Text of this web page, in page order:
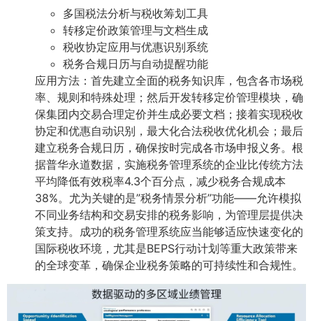
多国税法分析与税收筹划工具
转移定价政策管理与文档生成
税收协定应用与优惠识别系统
税务合规日历与自动提醒功能
应用方法：首先建立全面的税务知识库，包含各市场税
率、规则和特殊处理；然后开发转移定价管理模块，确
保集团内交易合理定价并生成必要文档；接着实现税收
协定和优惠自动识别，最大化合法税收优化机会；最后
建立税务合规日历，确保按时完成各市场申报义务。根
据普华永道数据，实施税务管理系统的企业比传统方法
平均降低有效税率4.3个百分点，减少税务合规成本
38%。尤为关键的是”税务情景分析”功能——允许模拟
不同业务结构和交易安排的税务影响，为管理层提供决
策支持。成功的税务管理系统应当能够适应快速变化的
国际税收环境，尤其是BEPS行动计划等重大政策带来
的全球变革，确保企业税务策略的可持续性和合规性。